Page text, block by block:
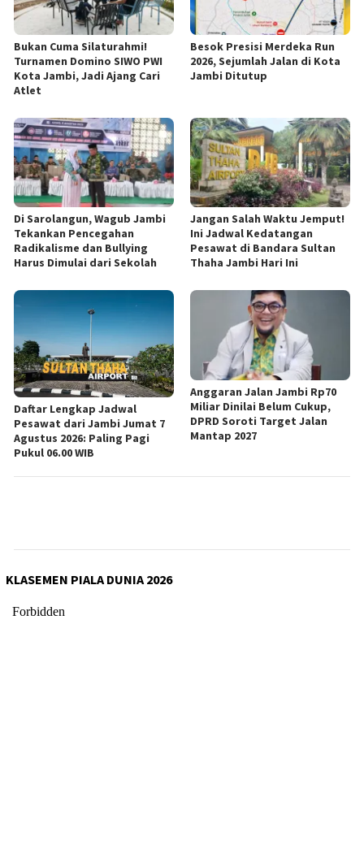
Bukan Cuma Silaturahmi!
Turnamen Domino SIWO PWI
Kota Jambi, Jadi Ajang Cari
Atlet
Besok Presisi Merdeka Run
2026, Sejumlah Jalan di Kota
Jambi Ditutup
Di Sarolangun, Wagub Jambi
Tekankan Pencegahan
Radikalisme dan Bullying
Harus Dimulai dari Sekolah
Jangan Salah Waktu Jemput!
Ini Jadwal Kedatangan
Pesawat di Bandara Sultan
Thaha Jambi Hari Ini
Daftar Lengkap Jadwal
Pesawat dari Jambi Jumat 7
Agustus 2026: Paling Pagi
Pukul 06.00 WIB
Anggaran Jalan Jambi Rp70
Miliar Dinilai Belum Cukup,
DPRD Soroti Target Jalan
Mantap 2027
KLASEMEN PIALA DUNIA 2026